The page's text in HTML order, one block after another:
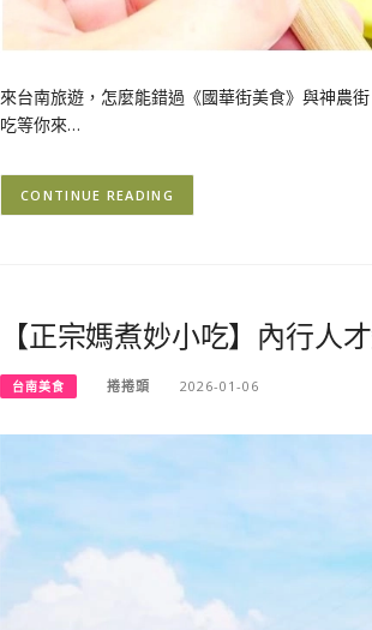
來台南旅遊，怎麼能錯過《國華街美食》與神農
吃等你來…
CONTINUE READING
【正宗媽煮妙小吃】內行人
台南美食 捲捲頭 2026-01-06